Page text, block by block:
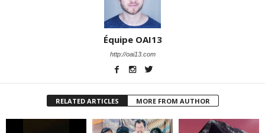
Équipe OAI13
http://oai13.com
RELATED ARTICLES MORE FROM AUTHOR